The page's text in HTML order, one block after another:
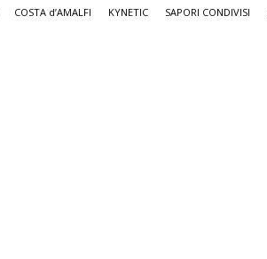
COSTA d’AMALFI KYNETIC SAPORI CONDIVISI